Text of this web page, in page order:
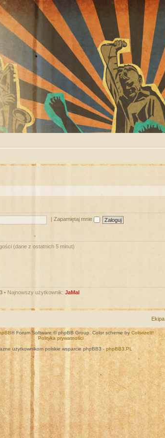
Zapamiętaj mnie
(dane z ostatnich 5 minut)
• Najnowszy użytkownik: JaMal
Ekipa
® Forum Software © phpBB Group. Color scheme by ColorizeIt!
Polityka prywatności
użytkownikom polskie wsparcie phpBB3 - phpBB3.PL